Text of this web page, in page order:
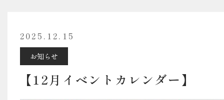
2025.12.15
お知らせ
【12月イベントカレンダー】